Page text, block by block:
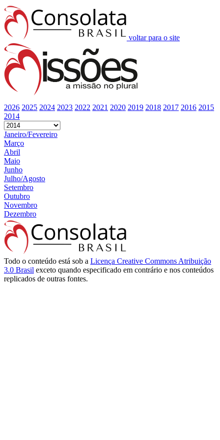
voltar para o site
2026 2025 2024 2023 2022 2021 2020 2019 2018 2017 2016 2015
2014
Janeiro/Fevereiro
Março
Abril
Maio
Junho
Julho/Agosto
Setembro
Outubro
Novembro
Dezembro
Todo o conteúdo está sob a Licença Creative Commons Atribuição
3.0 Brasil exceto quando especificado em contrário e nos conteúdos
replicados de outras fontes.